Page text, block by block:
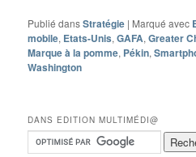
Publié dansStratégie | Marqué avec
mobile, Etats-Unis,GAFA,Greater
Marque à la pomme, Pékin,
Washington
DANS EDITION MULTIMÉDI@